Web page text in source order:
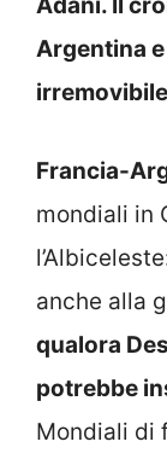
Adani. Il
Argentina e
irremovibile
Francia-
mondiali in
anche alla
qualora
potrebbe
Mondiali di